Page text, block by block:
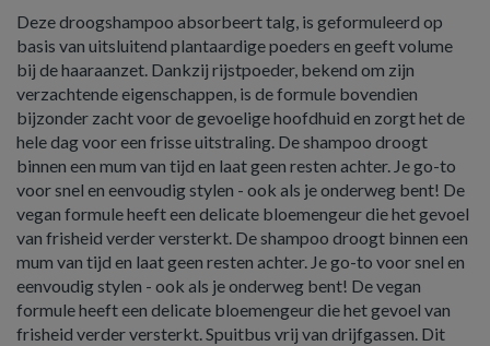
Deze droogshampoo absorbeert talg, is geformuleerd op
basis van uitsluitend plantaardige poeders en geeft volume
bij de haaraanzet. Dankzij rijstpoeder, bekend om zijn
verzachtende eigenschappen, is de formule bovendien
bijzonder zacht voor de gevoelige hoofdhuid en zorgt het de
hele dag voor een frisse uitstraling. De shampoo droogt
binnen een mum van tijd en laat geen resten achter. Je go-to
voor snel en eenvoudig stylen - ook als je onderweg bent! De
vegan formule heeft een delicate bloemengeur die het gevoel
van frisheid verder versterkt. De shampoo droogt binnen een
mum van tijd en laat geen resten achter. Je go-to voor snel en
eenvoudig stylen - ook als je onderweg bent! De vegan
formule heeft een delicate bloemengeur die het gevoel van
frisheid verder versterkt. Spuitbus vrij van drijfgassen. Dit